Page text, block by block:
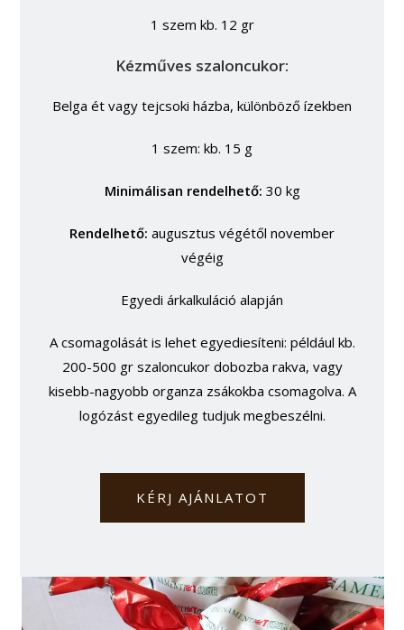
1 szem kb. 12 gr
Kézműves szaloncukor:
Belga ét vagy tejcsoki házba, különböző ízekben
1 szem: kb. 15 g
Minimálisan rendelhető: 30 kg
Rendelhető: augusztus végétől november
végéig
Egyedi árkalkuláció alapján
A csomagolását is lehet egyediesíteni: például kb.
200-500 gr szaloncukor dobozba rakva, vagy
kisebb-nagyobb organza zsákokba csomagolva. A
logózást egyedileg tudjuk megbeszélni.
KÉRJ AJÁNLATOT